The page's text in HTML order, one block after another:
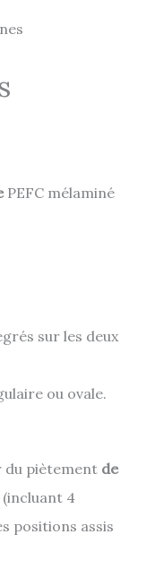
PEFC mélaminé
sur les deux
ou ovale.
du piètement de
4
positions assis